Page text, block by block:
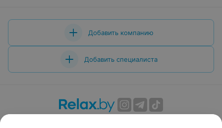
Добавить компанию
Добавить специалиста